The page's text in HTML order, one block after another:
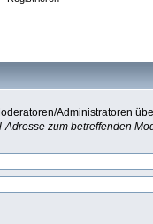
Administratoren
Adresse zum betreffenden